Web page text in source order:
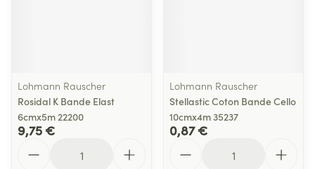
Lohmann Rauscher
Rosidal K Bande Elast
6cmx5m 22200
9,75 €
Lohmann Rauscher
Stellastic Coton Bande Cello
10cmx4m 35237
0,87 €